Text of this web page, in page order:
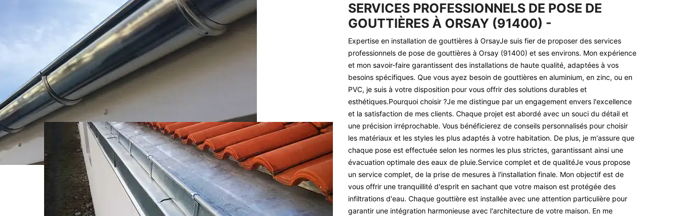
SERVICES PROFESSIONNELS DE POSE DE
GOUTTIÈRES À ORSAY (91400) -
Expertise en installation de gouttières à OrsayJe suis fier de proposer des services
professionnels de pose de gouttières à Orsay (91400) et ses environs. Mon expérience
et mon savoir-faire garantissent des installations de haute qualité, adaptées à vos
besoins spécifiques. Que vous ayez besoin de gouttières en aluminium, en zinc, ou en
PVC, je suis à votre disposition pour vous offrir des solutions durables et
esthétiques.Pourquoi choisir ?Je me distingue par un engagement envers l'excellence
et la satisfaction de mes clients. Chaque projet est abordé avec un souci du détail et
une précision irréprochable. Vous bénéficierez de conseils personnalisés pour choisir
les matériaux et les styles les plus adaptés à votre habitation. De plus, je m'assure que
chaque pose est effectuée selon les normes les plus strictes, garantissant ainsi une
évacuation optimale des eaux de pluie.Service complet et de qualitéJe vous propose
un service complet, de la prise de mesures à l'installation finale. Mon objectif est de
vous offrir une tranquillité d'esprit en sachant que votre maison est protégée des
infiltrations d'eau. Chaque gouttière est installée avec une attention particulière pour
garantir une intégration harmonieuse avec l'architecture de votre maison. En me